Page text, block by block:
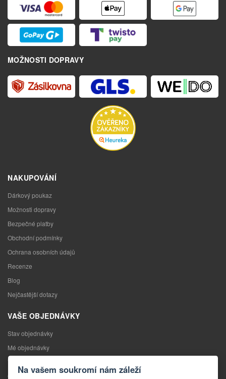
MOŽNOSTI DOPRAVY
NAKUPOVÁNÍ
Dárkový poukaz
Možnosti dopravy
Bezpečné platby
Obchodní podmínky
Ochrana osobních údajů
Recenze
Blog
Nejčastější dotazy
VAŠE OBJEDNÁVKY
Stav objednávky
Mé objednávky
Výměna zboží
Odstoupení od kupní smlouvy
Na vašem soukromí nám záleží